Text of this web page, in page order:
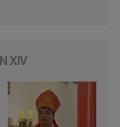
XIV